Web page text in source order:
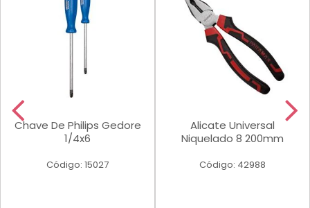
Chave De Philips Gedore
1/4x6
Código: 15027
Alicate Universal
Niquelado 8 200mm
Código: 42988